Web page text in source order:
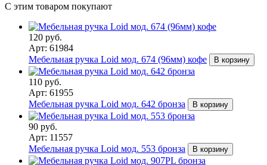
С этим товаром покупают
120 руб.
Арт: 61984
Мебельная ручка Loid мод. 674 (96мм) кофе
В корзину
110 руб.
Арт: 61955
Мебельная ручка Loid мод. 642 бронза
В корзину
90 руб.
Арт: 11557
Мебельная ручка Loid мод. 553 бронза
В корзину